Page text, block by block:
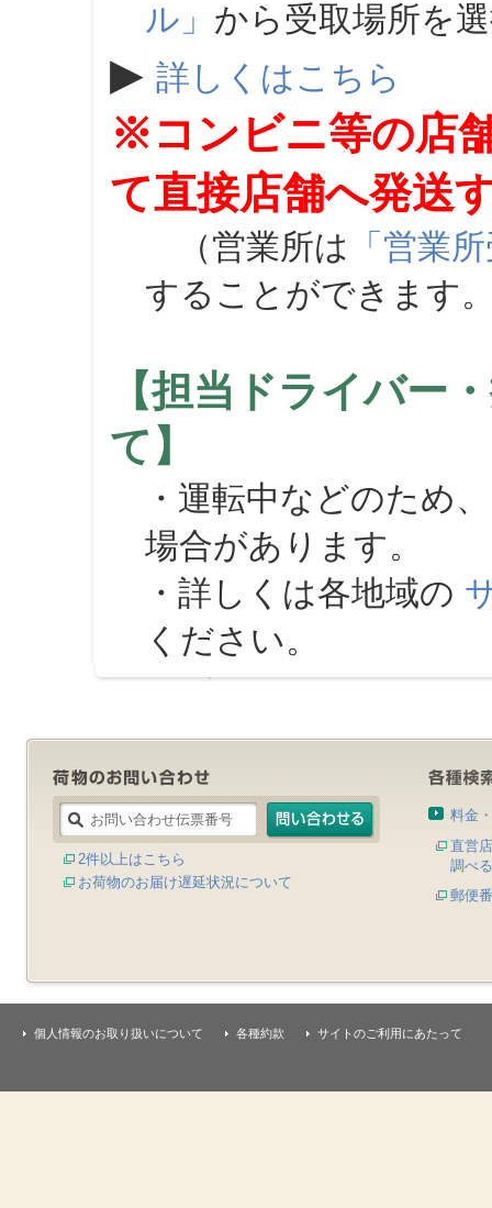
ル」 から受取場所を
▶ 詳しくはこちら
※コンビニ等の店
て直接店舗へ発送
（営業所は 「営業
することができます
【担当ドライバー
て】
・運転中などのため
場合があります。
・詳しくは各地域の
ください。
2件以上はこちら
お荷物のお届け遅延状況について
料金
直営
調べる
郵便
個人情報のお取り扱いについて 各種約款 サイトのご利用にあたって